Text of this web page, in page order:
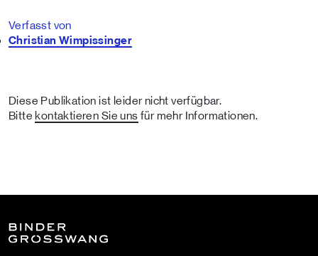
Verfasst von
Christian Wimpissinger
Diese Publikation ist leider nicht verfügbar.
Bitte kontaktieren Sie uns für mehr Informationen.